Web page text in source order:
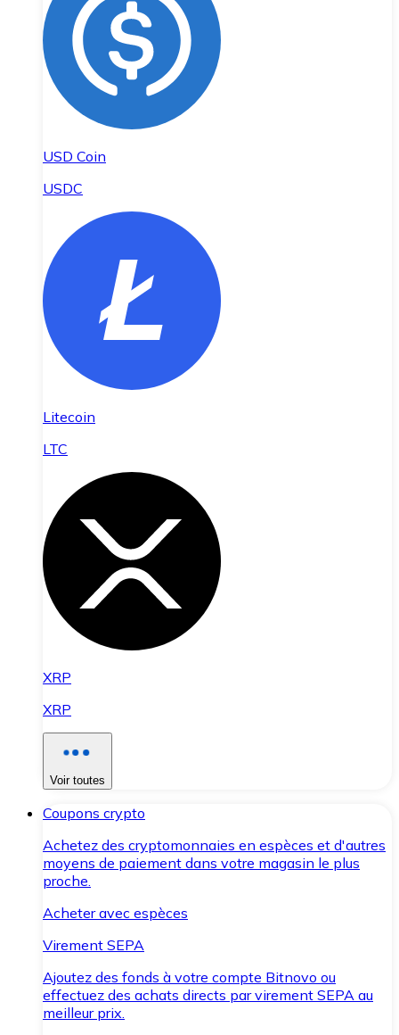
USD Coin
USDC
Litecoin
LTC
XRP
XRP
Voir toutes
Coupons crypto
Achetez des cryptomonnaies en espèces et d'autres
moyens de paiement dans votre magasin le plus
proche.
Acheter avec espèces
Virement SEPA
Ajoutez des fonds à votre compte Bitnovo ou
effectuez des achats directs par virement SEPA au
meilleur prix.